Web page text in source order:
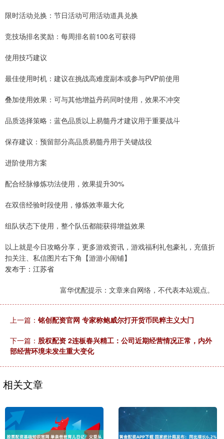
限时活动兑换：节日活动可用活动道具兑换
竞技场排名奖励：每周排名前100名可获得
使用技巧建议
最佳使用时机：建议在挑战高难度副本或参与PVP前使用
叠加使用效果：可与其他增益丹药同时使用，效果不冲突
品质选择策略：蓝色品质以上易髓丹才建议用于重要战斗
保存建议：预留部分高品质易髓丹用于关键战役
进阶使用方案
配合经脉修炼功法使用，效果提升30%
在双倍经验时段使用，修炼效率最大化
组队状态下使用，整个队伍都能获得增益效果
以上就是今日攻略分享，更多游戏资讯，游戏福利礼包豪礼，充值折
扣关注、私信图片右下角【游游小闹铺】
发布于：江苏省
富华优配提示：文章来自网络，不代表本站观点。
上一篇： 铭创配资官网 专家称鲍威尔打开货币民粹主义大门
下一篇： 股权配资 2连板春兴精工：公司近期经营情况正常，内外
部经营环境未发生重大变化
相关文章